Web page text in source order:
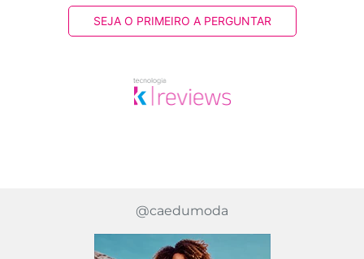
SEJA O PRIMEIRO A PERGUNTAR
@caedumoda